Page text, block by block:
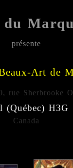
présente
Art de
rue Sherbrooke
(Québec) H3G
Canada